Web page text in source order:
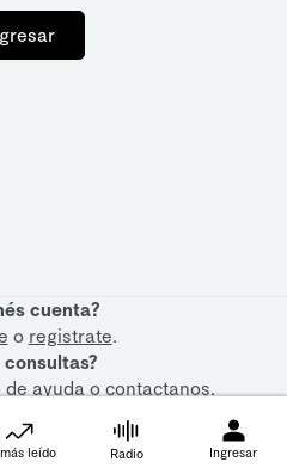
cuenta?
o registrate.
consultas?
ayudaocontactanos.
leído Radio Ingresar